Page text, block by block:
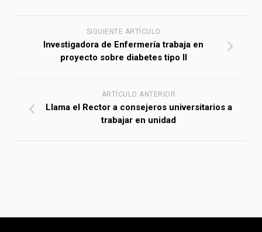
SIGUIENTE ARTÍCULO
Investigadora de Enfermería trabaja en
proyecto sobre diabetes tipo II
ARTÍCULO ANTERIOR
Llama el Rector a consejeros universitarios a
trabajar en unidad